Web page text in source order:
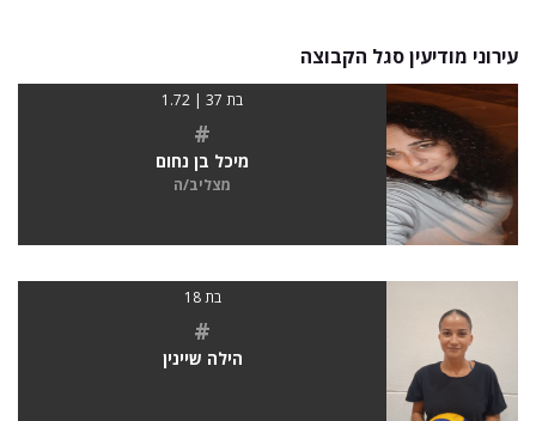
עירוני מודיעין סגל הקבוצה
בת 37 | 1.72
#
מיכל בן נחום
מצליב/ה
בת 18
#
הילה שיינין